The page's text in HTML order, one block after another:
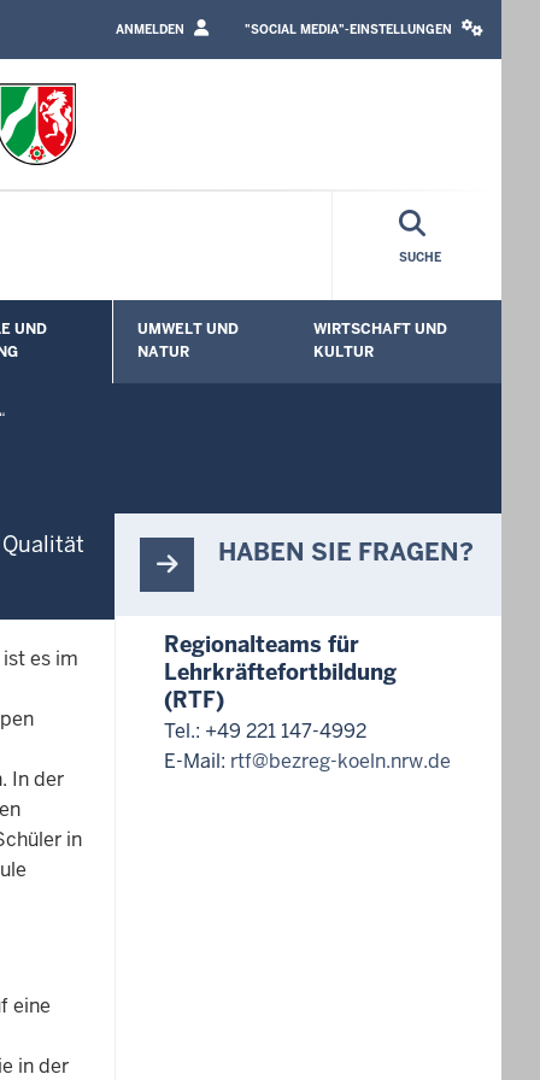
ANMELDEN
MEDIA
"SOCIAL MEDIA"-EINSTELLUNGEN
SUCHE
öffnen
UND
Untermenü öffnen
UMWELT UND
NATUR
Untermenü öffnen
WIRTSCHAFT UND
KULTUR
es im
In der
in
eine
in der
HABEN SIE FRAGEN?
Regionalteams für
Lehrkräftefortbildung
(RTF)
Tel.: +49 221 147-4992
E-Mail: rtf@bezreg-koeln.nrw.de